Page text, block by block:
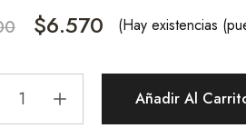
$6.570 (Hay existencias
Añadir Al